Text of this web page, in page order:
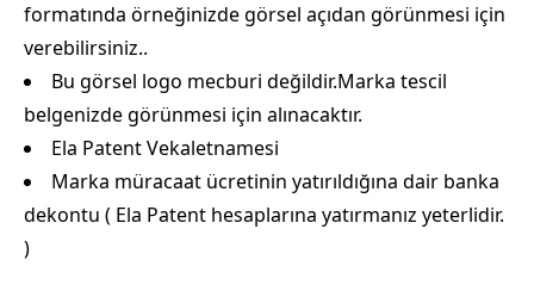
formatında örneğinizde görsel açıdan görünmesi için
verebilirsiniz..
Bu görsel logo mecburi değildir.Marka tescil
belgenizde görünmesi için alınacaktır.
Ela Patent Vekaletnamesi
Marka müracaat ücretinin yatırıldığına dair banka
dekontu ( Ela Patent hesaplarına yatırmanız yeterlidir.
)